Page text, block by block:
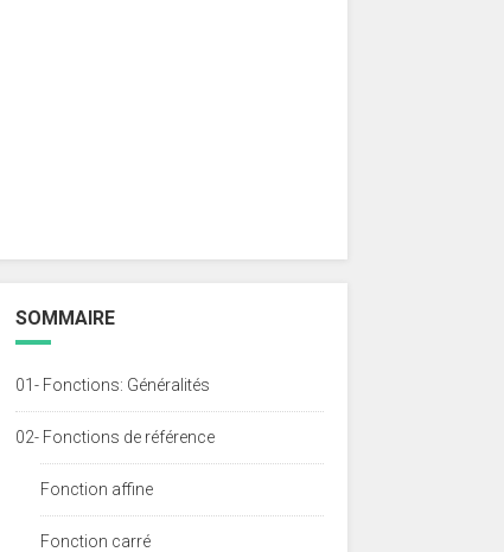
SOMMAIRE
01- Fonctions: Généralités
02- Fonctions de référence
Fonction affine
Fonction carré